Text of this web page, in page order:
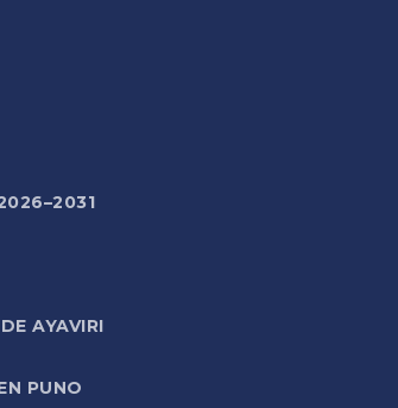
AYAVIRI
PUNO